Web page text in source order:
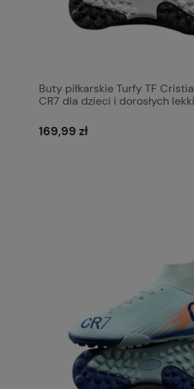
Buty piłkarskie Turfy TF
CR7 dla dzieci i dorosłych
169,99 zł